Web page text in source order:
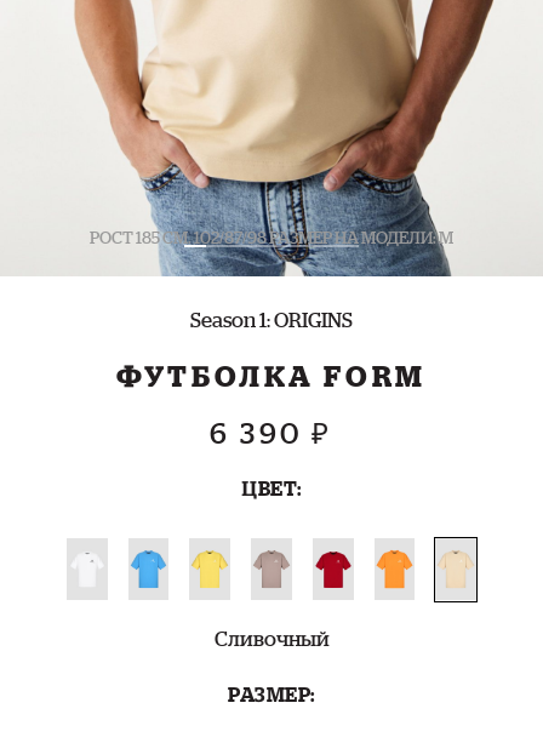
РОСТ 185 СМ. 102/87/98 РАЗМЕР НА МОДЕЛИ: M
Season 1: ORIGINS
ФУТБОЛКА FORM
6 390 ₽
ЦВЕТ:
Сливочный
РАЗМЕР: